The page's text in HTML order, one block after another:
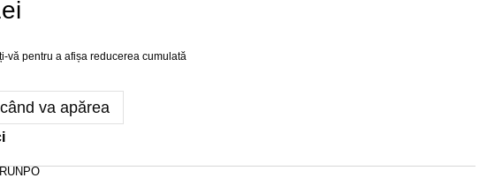
vă pentru a afișa reducerea cumulată
va apărea
RUNPO